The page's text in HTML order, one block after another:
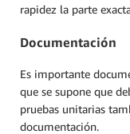
rapidez la parte
Documentación
Es importante
que se supone que
pruebas unitarias
documentación.